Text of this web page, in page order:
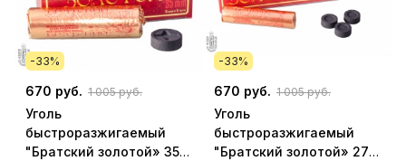
-33%
670 руб. 1 005 руб.
Уголь
быстроразжигаемый
"Братский золотой» 35
-33%
670 руб. 1 005 руб.
Уголь
быстроразжигаемый
"Братский золотой» 27